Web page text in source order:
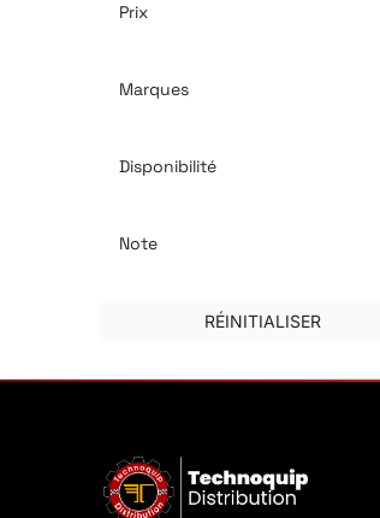
Prix
Marques
Disponibilité
Note
RÉINITIALISER